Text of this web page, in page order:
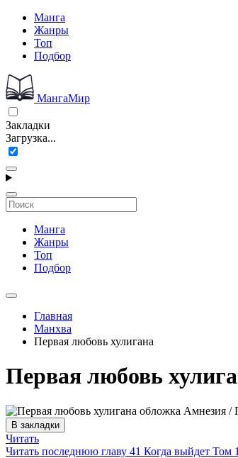
Манга
Жанры
Топ
Подбор
МангаМир
Закладки
Загрузка...
Манга
Жанры
Топ
Подбор
Главная
Манхва
Первая любовь хулигана
Первая любовь
В закладки
Читать
Читать последнюю главу 41 Когда выйдет Том